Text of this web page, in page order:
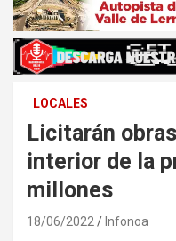
LOCALES
Licitarán
interior de la
millones
18/06/2022 Infonoa